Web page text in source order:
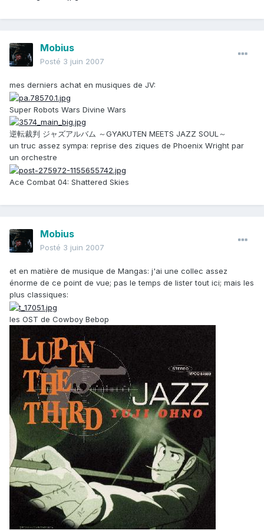
Mobius
Posté 3 juin 2007
mes derniers achat en musiques de JV:
Super Robots Wars Divine Wars
逆転裁判 ジャズアルバム ～GYAKUTEN MEETS JAZZ SOUL～
un truc assez sympa: reprise des ziques de Phoenix Wright par
un orchestre
Ace Combat 04: Shattered Skies
Mobius
Posté 3 juin 2007
et en matière de musique de Mangas: j'ai une collec assez
énorme de ce point de vue; pas le temps de lister tout ici; mais les
plus classiques:
les OST de Cowboy Bebop